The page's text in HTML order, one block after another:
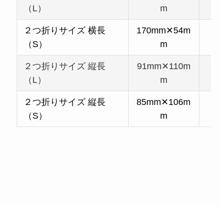
（L）
m
２つ折りサイズ 横長
（S）
170mm✕54m
m
２つ折りサイズ 縦長
（L）
91mm✕110m
m
２つ折りサイズ 縦長
（S）
85mm✕106m
m